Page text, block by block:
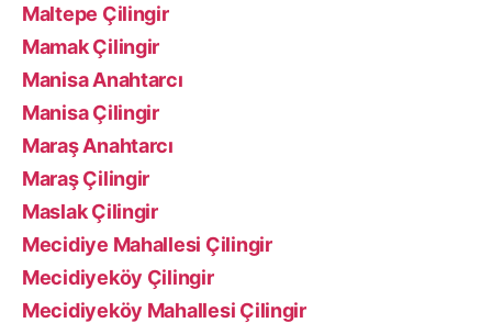
Maltepe Çilingir
Mamak Çilingir
Manisa Anahtarcı
Manisa Çilingir
Maraş Anahtarcı
Maraş Çilingir
Maslak Çilingir
Mecidiye Mahallesi Çilingir
Mecidiyeköy Çilingir
Mecidiyeköy Mahallesi Çilingir